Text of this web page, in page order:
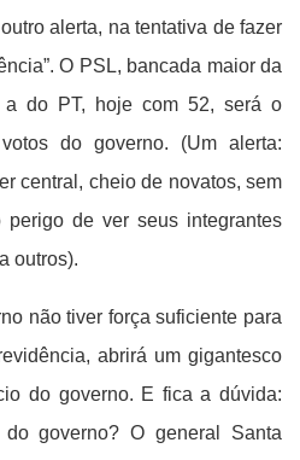
alerta, na tentativa de fazer
O PSL, bancada maior da
a do PT, hoje com 52, será o
do governo. (Um alerta:
central, cheio de novatos, sem
perigo de ver seus integrantes
outros).
não tiver força suficiente para
abrirá um gigantesco
do governo. E fica a dúvida:
governo? O general Santa